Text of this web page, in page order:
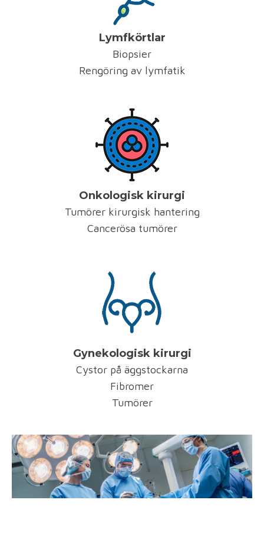
Lymfkörtlar
Biopsier
Rengöring av lymfatik
Onkologisk kirurgi
Tumörer kirurgisk hantering
Cancerösa tumörer
Gynekologisk kirurgi
Cystor på äggstockarna
Fibromer
Tumörer